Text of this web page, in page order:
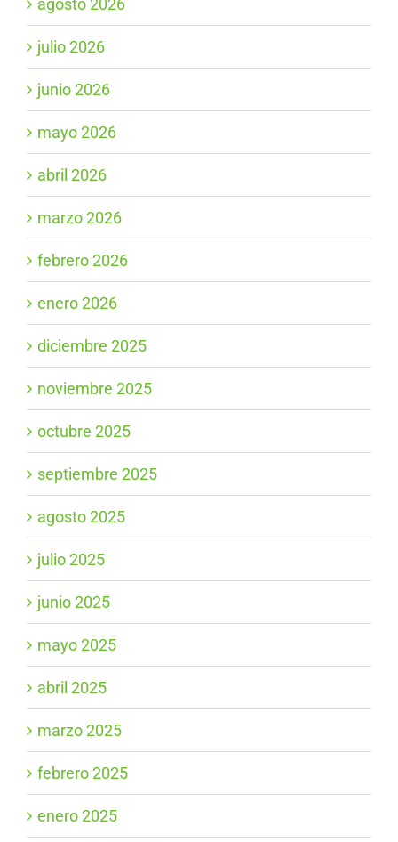
agosto 2026
julio 2026
junio 2026
mayo 2026
abril 2026
marzo 2026
febrero 2026
enero 2026
diciembre 2025
noviembre 2025
octubre 2025
septiembre 2025
agosto 2025
julio 2025
junio 2025
mayo 2025
abril 2025
marzo 2025
febrero 2025
enero 2025